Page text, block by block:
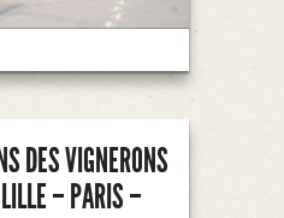
DES VIGNERONS
– PARIS –